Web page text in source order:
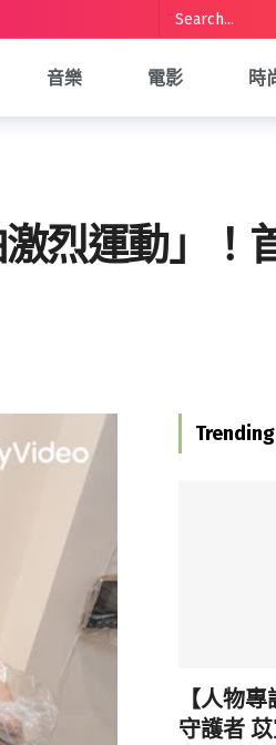
音樂 電影 時
烈運動」！
【人物
守護者